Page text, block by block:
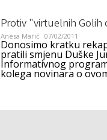
Protiv "virtuelnih Golih
Anesa Marić 07/02/2011
Donosimo kratku
pratili smjenu Duške
Informativnog
kolega novinara o